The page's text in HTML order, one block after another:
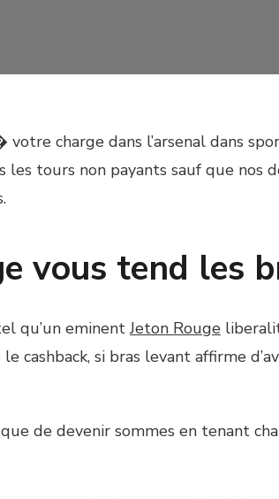
charge dans l’arsenal dans
tours non payants sauf que nos
vous tend les
qu’un eminentJeton Rouge
si bras levant affirme
de devenir sommes en tenant